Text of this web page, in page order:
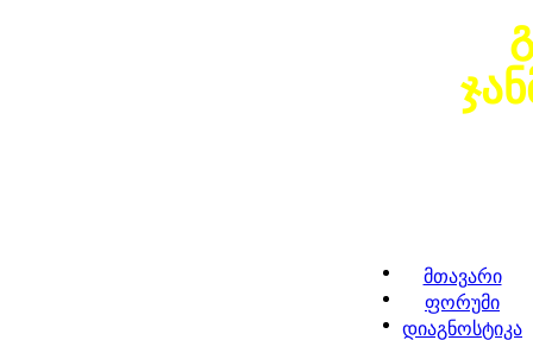
მთავარი
ფორუმი
დიაგნოსტიკა